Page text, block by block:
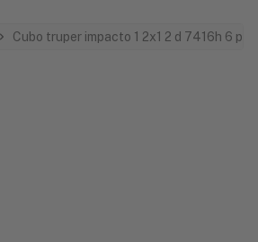
Cubo truper impacto 1 2x1 2 d 7416h 6